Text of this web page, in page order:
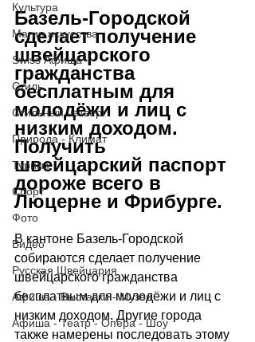
Культура
Магия искусства
Swiss Афиша
Стиль
Стильный четверг
Природа - Климат
Туризм
Спорт
Фото
Видео
Русская Швейцария
Афиша - Выставки - Музеи
Афиша - Театр - Опера - Шоу
Базель-Городской
сделает получение
швейцарского
гражданства
бесплатным для
молодёжи и лиц с
низким доходом.
Получить
швейцарский паспорт
дороже всего в
Люцерне и Фрибурге.
В кантоне Базель-Городской
собираются сделает получение
швейцарского гражданства
бесплатным для молодёжи и лиц с
низким доходом. Другие города
также намерены последовать этому